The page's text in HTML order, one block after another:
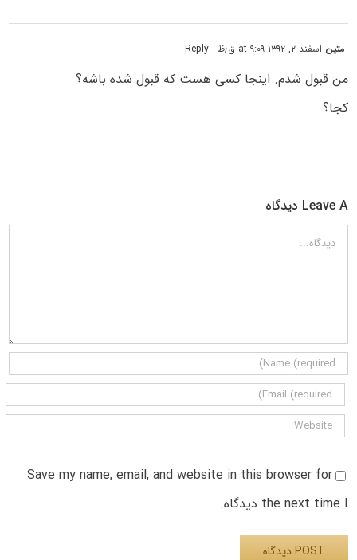
متین اسفند ۲, ۱۳۹۲ at ۹:۰۹ ق٫ظ - Reply
من قبول شدم. اینجا کسی هست که قبول شده باشه؟
کجا؟
Leave A دیدگاه
دیدگاه
Save my name, email, and website in this browser for
the next time I دیدگاه.